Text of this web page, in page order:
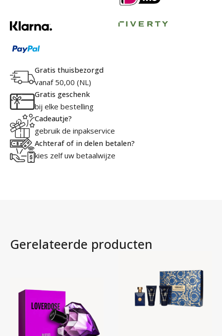
Gratis thuisbezorgd
vanaf 50,00 (NL)
Gratis geschenk
bij elke bestelling
Cadeautje?
gebruik de inpakservice
Achteraf of in delen betalen?
kies zelf uw betaalwijze
Gerelateerde producten